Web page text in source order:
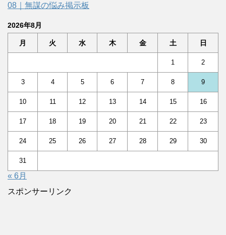
08｜無謀の悩み掲示板
2026年8月
月 火 水 木 金 土 日
1 2
3 4 5 6 7 8 9
10 11 12 13 14 15 16
17 18 19 20 21 22 23
24 25 26 27 28 29 30
31
« 6月
スポンサーリンク